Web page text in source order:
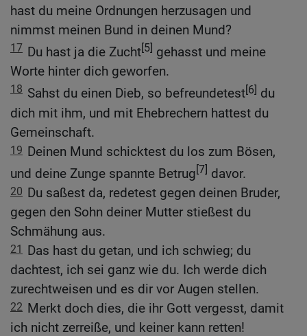
hast du meine Ordnungen herzusagen und
nimmst meinen Bund in deinen Mund?
17 Du hast ja die Zucht[5] gehasst und meine
Worte hinter dich geworfen.
18 Sahst du einen Dieb, so befreundetest[6] du
dich mit ihm, und mit Ehebrechern hattest du
Gemeinschaft.
19 Deinen Mund schicktest du los zum Bösen,
und deine Zunge spannte Betrug[7] davor.
20 Du saßest da, redetest gegen deinen Bruder,
gegen den Sohn deiner Mutter stießest du
Schmähung aus.
21 Das hast du getan, und ich schwieg; du
dachtest, ich sei ganz wie du. Ich werde dich
zurechtweisen und es dir vor Augen stellen.
22 Merkt doch dies, die ihr Gott vergesst, damit
ich nicht zerreiße, und keiner kann retten!